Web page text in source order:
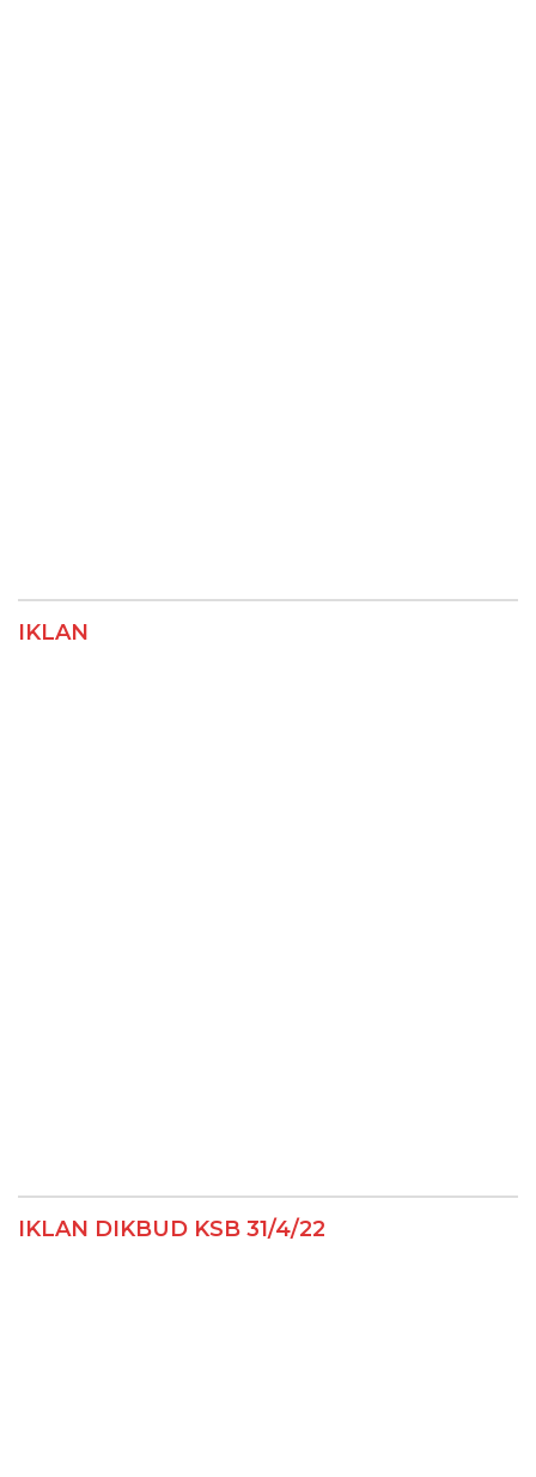
IKLAN
IKLAN DIKBUD KSB 31/4/22